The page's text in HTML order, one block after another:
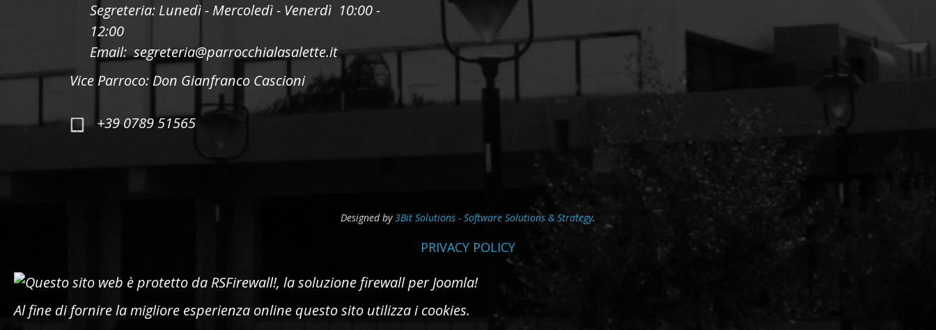
Segreteria: Lunedì - Mercoledì - Venerdì 10:00 -
12:00
Email: segreteria@parrocchialasalette.it
Vice Parroco: Don Gianfranco Cascioni
+39 0789 51565
Designed by3Bit Solutions - Software Solutions & Strategy.
PRIVACY POLICY
Al fine di fornire la migliore esperienza online questo sito utilizza i cookies.